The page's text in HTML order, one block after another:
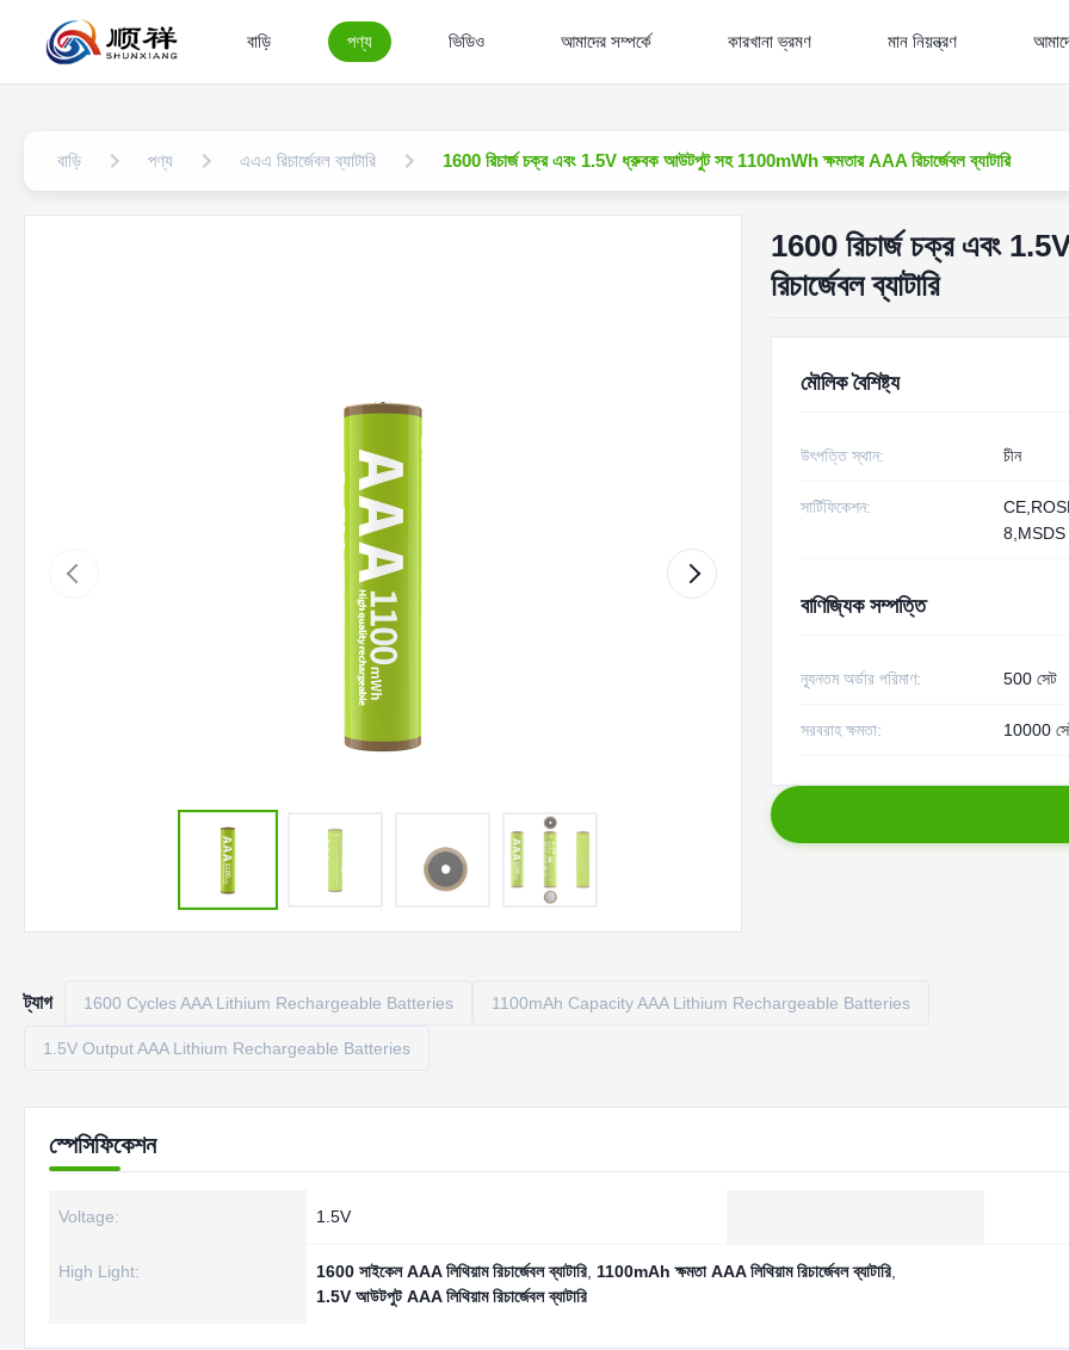
বাড়ি পণ্য ভিডিও আমাদের সম্পর্কে কারখানা ভ্রমণ মান নিয়ন্ত্রণ
বাড়ি পণ্য এএএ রিচার্জেবল ব্যাটারি 1600 রিচার্জ চক্র এবং 1.5V ধ্রুবক আউটপুট সহ 1100mWh ক্ষমতার AAA রিচার্জেবল ব্যাটারি
1600 রিচার্জ চক্র এবং
রিচার্জেবল ব্যাটারি
মৌলিক বৈশিষ্ট্য
উৎপত্তি স্থান: চীন
সার্টিফিকেশন:
8,MSDS
বাণিজ্যিক সম্পত্তি
ন্যূনতম অর্ডার পরিমাণ: 500 সেট
সরবরাহ ক্ষমতা: 10000
ট্যাগ 1600 Cycles AAA Lithium Rechargeable Batteries 1100mAh Capacity AAA Lithium Rechargeable Batteries
1.5V Output AAA Lithium Rechargeable Batteries
স্পেসিফিকেশন
Voltage: 1.5V
High Light: 1600 সাইকেল AAA লিথিয়াম রিচার্জেবল ব্যাটারি 1100mAh ক্ষমতা AAA লিথিয়াম রিচার্জেবল ব্যাটারি
1.5V আউটপুট AAA লিথিয়াম রিচার্জেবল ব্যাটারি